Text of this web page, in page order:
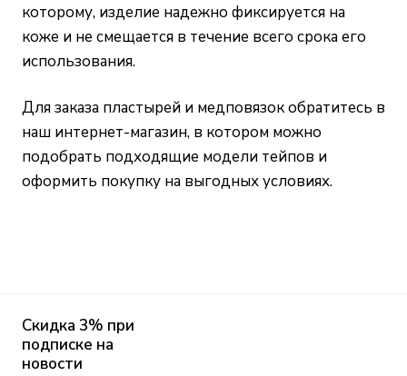
которому, изделие надежно фиксируется на
коже и не смещается в течение всего срока его
использования.
Для заказа пластырей и медповязок обратитесь в
наш интернет-магазин, в котором можно
подобрать подходящие модели тейпов и
оформить покупку на выгодных условиях.
Скидка 3% при
подписке на
новости